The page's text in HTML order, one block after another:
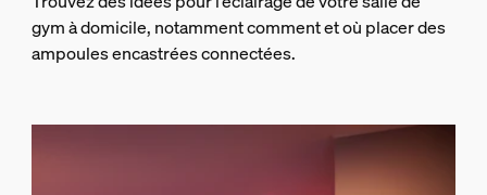
gym à domicile, notamment comment et où placer des
ampoules encastrées connectées.